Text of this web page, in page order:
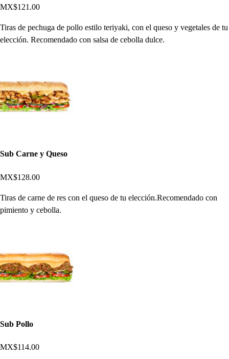
MX$121.00
Tiras de pechuga de pollo estilo teriyaki, con el queso y vegetales de tu
elección. Recomendado con salsa de cebolla dulce.
Sub Carne y Queso
MX$128.00
Tiras de carne de res con el queso de tu elección.Recomendado con
pimiento y cebolla.
Sub Pollo
MX$114.00